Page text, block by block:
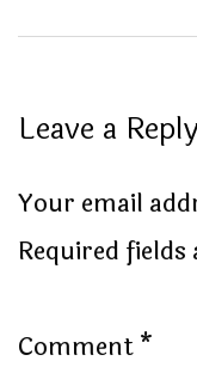
Leave a Reply
Your email
Required
Comment*